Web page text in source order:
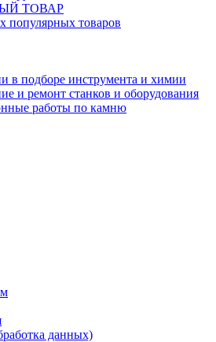
ТОВАР
популярных товаров
в подборе инструмента и химии
и ремонт станков и оборудования
работы по камню
данных)